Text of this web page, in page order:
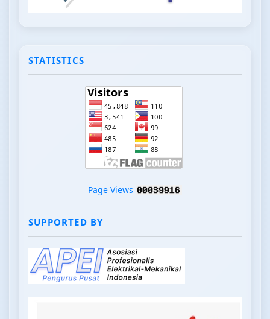
STATISTICS
Page Views
SUPPORTED BY